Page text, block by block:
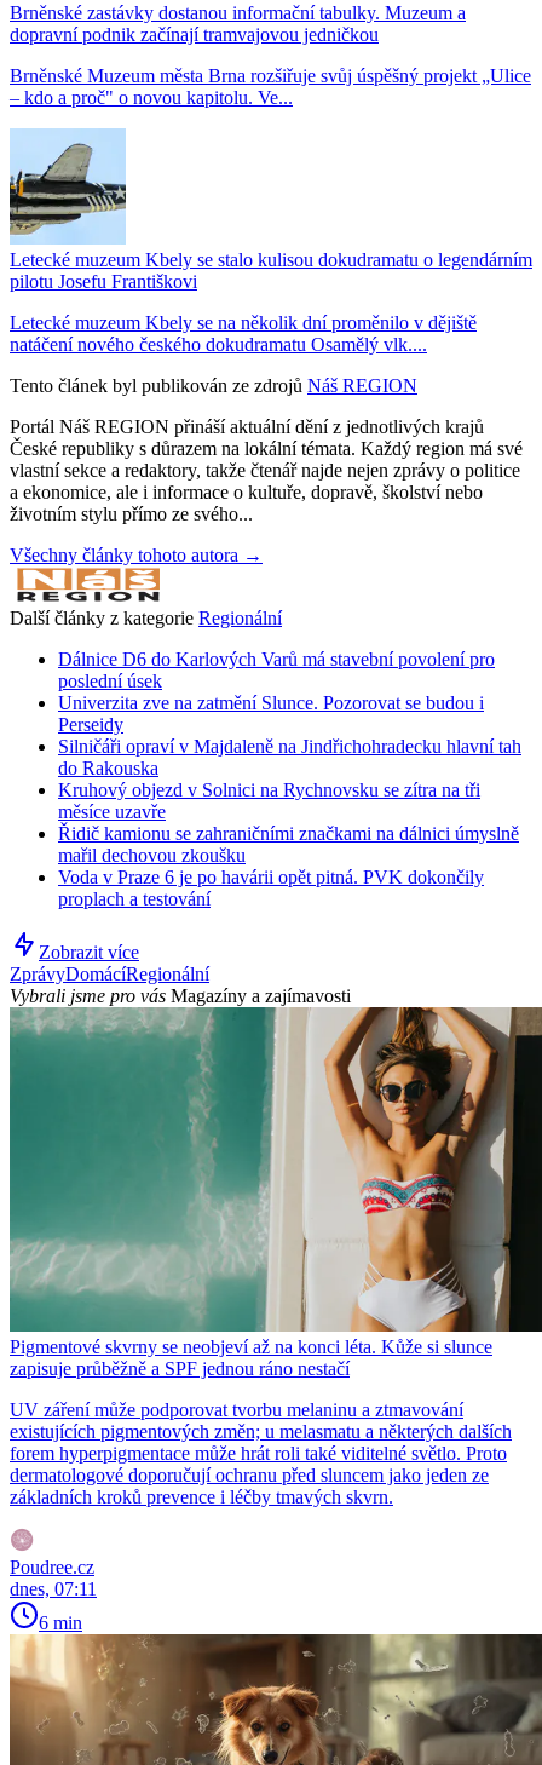
Brněnské zastávky dostanou informační tabulky. Muzeum a
dopravní podnik začínají tramvajovou jedničkou
Brněnské Muzeum města Brna rozšiřuje svůj úspěšný projekt „Ulice
– kdo a proč" o novou kapitolu. Ve...
Letecké muzeum Kbely se stalo kulisou dokudramatu o legendárním
pilotu Josefu Františkovi
Letecké muzeum Kbely se na několik dní proměnilo v dějiště
natáčení nového českého dokudramatu Osamělý vlk....
Tento článek byl publikován ze zdrojů Náš REGION
Portál Náš REGION přináší aktuální dění z jednotlivých krajů
České republiky s důrazem na lokální témata. Každý region má své
vlastní sekce a redaktory, takže čtenář najde nejen zprávy o politice
a ekonomice, ale i informace o kultuře, dopravě, školství nebo
životním stylu přímo ze svého...
Všechny články tohoto autora →
Další články z kategorie Regionální
Dálnice D6 do Karlových Varů má stavební povolení pro
poslední úsek
Univerzita zve na zatmění Slunce. Pozorovat se budou i
Perseidy
Silničáři opraví v Majdaleně na Jindřichohradecku hlavní tah
do Rakouska
Kruhový objezd v Solnici na Rychnovsku se zítra na tři
měsíce uzavře
Řidič kamionu se zahraničními značkami na dálnici úmyslně
mařil dechovou zkoušku
Voda v Praze 6 je po havárii opět pitná. PVK dokončily
proplach a testování
Zobrazit více
ZprávyDomácíRegionální
Vybrali jsme pro vás Magazíny a zajímavosti
Pigmentové skvrny se neobjeví až na konci léta. Kůže si slunce
zapisuje průběžně a SPF jednou ráno nestačí
UV záření může podporovat tvorbu melaninu a ztmavování
existujících pigmentových změn; u melasmatu a některých dalších
forem hyperpigmentace může hrát roli také viditelné světlo. Proto
dermatologové doporučují ochranu před sluncem jako jeden ze
základních kroků prevence i léčby tmavých skvrn.
Poudree.cz
dnes, 07:11
6 min